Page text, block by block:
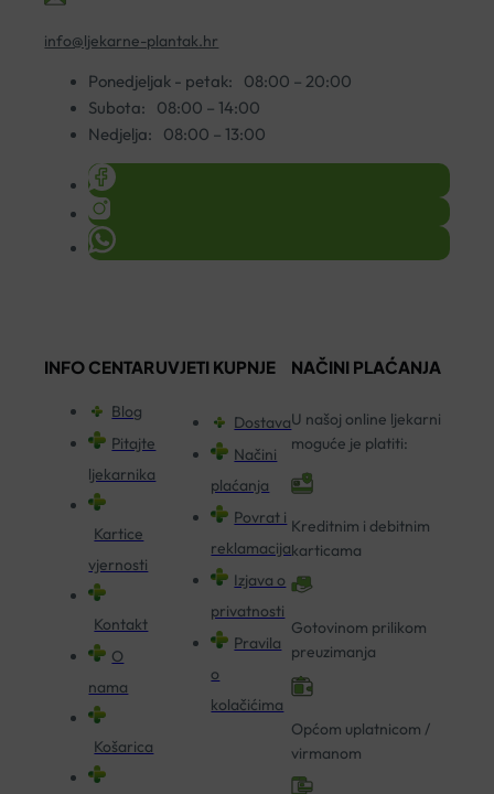
info@ljekarne-plantak.hr
Ponedjeljak - petak:
08:00 – 20:00
Subota:
08:00 – 14:00
Nedjelja:
08:00 – 13:00
INFO CENTAR
Blog
Pitajte
ljekarnika
Kartice
vjernosti
Kontakt
O
nama
Košarica
UVJETI KUPNJE
Dostava
Načini
plaćanja
Povrat i
reklamacija
Izjava o
privatnosti
Pravila
o
kolačićima
NAČINI PLAĆANJA
U našoj online ljekarni
moguće je platiti:
Kreditnim i debitnim
karticama
Gotovinom prilikom
preuzimanja
Općom uplatnicom /
virmanom